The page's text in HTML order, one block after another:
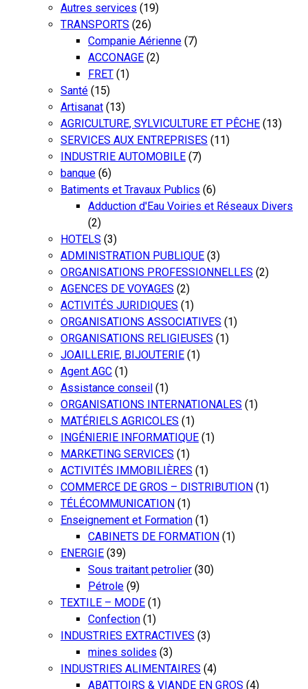
Autres services (19)
TRANSPORTS (26)
Companie Aérienne (7)
ACCONAGE (2)
FRET (1)
Santé (15)
Artisanat (13)
AGRICULTURE, SYLVICULTURE ET PÊCHE (13)
SERVICES AUX ENTREPRISES (11)
INDUSTRIE AUTOMOBILE (7)
banque (6)
Batiments et Travaux Publics (6)
Adduction d'Eau Voiries et Réseaux Divers
(2)
HOTELS (3)
ADMINISTRATION PUBLIQUE (3)
ORGANISATIONS PROFESSIONNELLES (2)
AGENCES DE VOYAGES (2)
ACTIVITÉS JURIDIQUES (1)
ORGANISATIONS ASSOCIATIVES (1)
ORGANISATIONS RELIGIEUSES (1)
JOAILLERIE, BIJOUTERIE (1)
Agent AGC (1)
Assistance conseil (1)
ORGANISATIONS INTERNATIONALES (1)
MATÉRIELS AGRICOLES (1)
INGÉNIERIE INFORMATIQUE (1)
MARKETING SERVICES (1)
ACTIVITÉS IMMOBILIÈRES (1)
COMMERCE DE GROS – DISTRIBUTION (1)
TÉLÉCOMMUNICATION (1)
Enseignement et Formation (1)
CABINETS DE FORMATION (1)
ENERGIE (39)
Sous traitant petrolier (30)
Pétrole (9)
TEXTILE – MODE (1)
Confection (1)
INDUSTRIES EXTRACTIVES (3)
mines solides (3)
INDUSTRIES ALIMENTAIRES (4)
ABATTOIRS & VIANDE EN GROS (4)